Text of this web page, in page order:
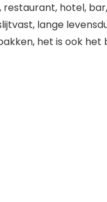
hotel,
lange
het is ook het